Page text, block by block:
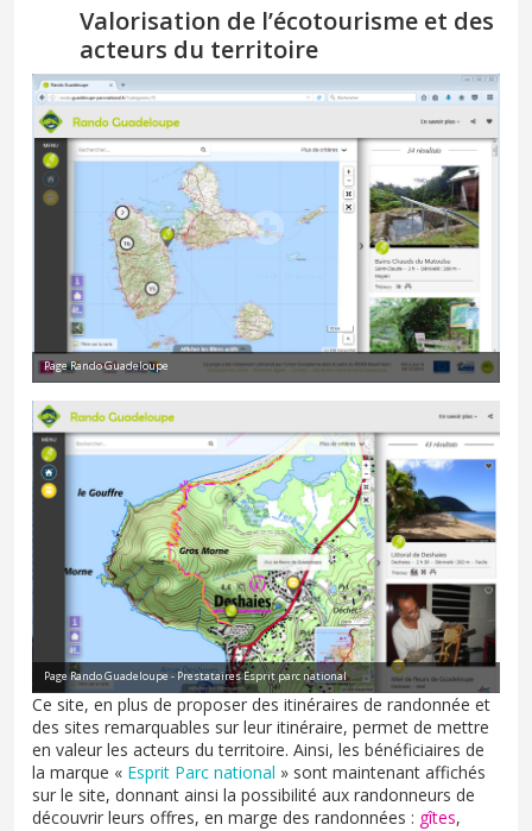
Valorisation de l’écotourisme et des
acteurs du territoire
Page Rando Guadeloupe
Page Rando Guadeloupe - Prestataires Esprit parc national
Ce site, en plus de proposer des itinéraires de randonnée et
des sites remarquables sur leur itinéraire, permet de mettre
en valeur les acteurs du territoire. Ainsi, les bénéficiaires de
la marque « Esprit Parc national » sont maintenant affichés
sur le site, donnant ainsi la possibilité aux randonneurs de
découvrir leurs offres, en marge des randonnées : gîtes,